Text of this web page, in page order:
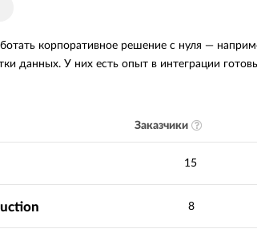
корпоративное решение с нуля —
данных. У них есть опыт в интеграции
Заказчики
15
8